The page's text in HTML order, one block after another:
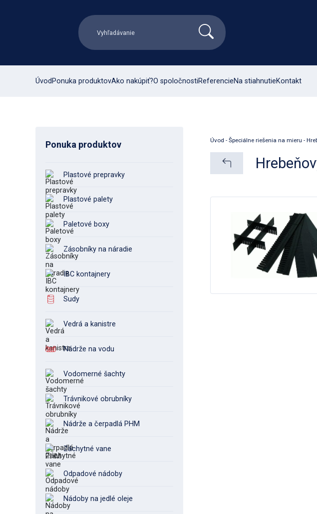
Úvod Ponuka produktovAko nakúpiť?O spoločnostiReferencieNa stiahnutieKontakt
Ponuka produktov
Plastové prepravky
Plastové palety
Paletové boxy
Zásobníky na náradie
IBC kontajnery
Sudy
Vedrá a kanistre
Nádrže na vodu
Vodomerné šachty
Trávnikové obrubníky
Nádrže a čerpadlá PHM
Záchytné vane
Odpadové nádoby
Nádoby na jedlé oleje
Úvod -Špeciálne riešenia na mieru -